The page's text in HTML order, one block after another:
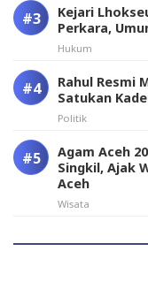
Kejari
Perkara,
Hukum
Rahul Resmi
Satukan
Politik
Agam Aceh
Singkil, Ajak
Aceh
Wisata